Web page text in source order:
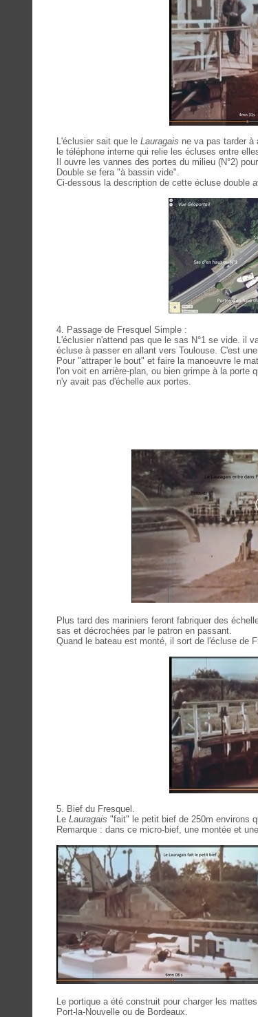
L'éclusier sait que le Lauragais ne va pas tarder à
le téléphone interne qui relie les écluses entre
Il ouvre les vannes des portes du milieu (N°2)
Double se fera "à bassin vide".
Ci-dessous la description de cette écluse double
4. Passage de Fresquel Simple :
L'éclusier n'attend pas que le sas N°1 se vide. il
écluse à passer en allant vers Toulouse. C'est
Pour "attraper le bout" et faire la manoeuvre le
l'on voit en arrière-plan, ou bien grimpe à la porte
n'y avait pas d'échelle aux portes.
Plus tard des mariniers feront fabriquer des
sas et décrochées par le patron en passant.
Quand le bateau est monté, il sort de l'écluse de
5. Bief du Fresquel.
Le Lauragais "fait" le petit bief de 250m environs
Remarque : dans ce micro-bief, une montée et
Le portique a été construit pour charger les
Port-la-Nouvelle ou de Bordeaux.